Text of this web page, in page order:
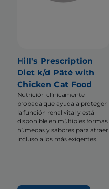
Hill's Prescription
Diet k/d Pâté with
Chicken Cat Food
Nutrición clínicamente
probada que ayuda a proteger
la función renal vital y está
disponible en múltiples formas
húmedas y sabores para atraer
incluso a los más exigentes.